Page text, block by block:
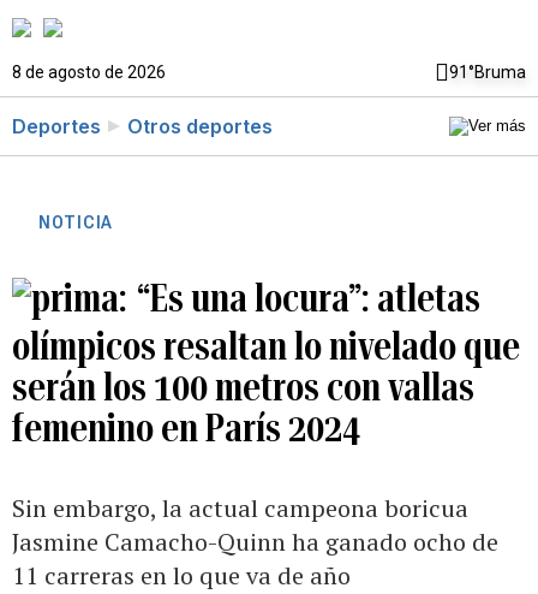
8 de agosto de 2026 91°Bruma
Deportes Otros deportes
NOTICIA
“Es una locura”: atletas
olímpicos resaltan lo nivelado que
serán los 100 metros con vallas
femenino en París 2024
Sin embargo, la actual campeona boricua
Jasmine Camacho-Quinn ha ganado ocho de
11 carreras en lo que va de año